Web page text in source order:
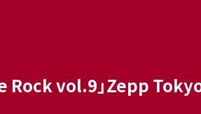
Rock vol.9」Zepp